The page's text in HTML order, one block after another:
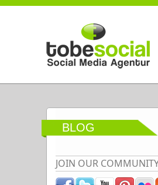
BLOG
JOIN OUR